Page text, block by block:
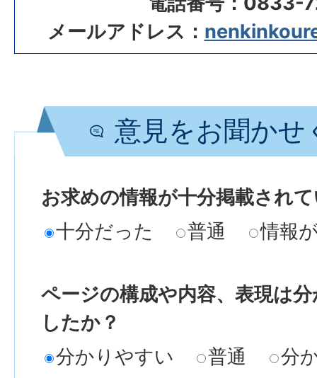
メールアドレス：
意見をお聞かせ
お求めの情報が十分掲載され
十分だった
普通 情報
ページの構成や内容、表現は
したか？
分かりやすい
普通 分